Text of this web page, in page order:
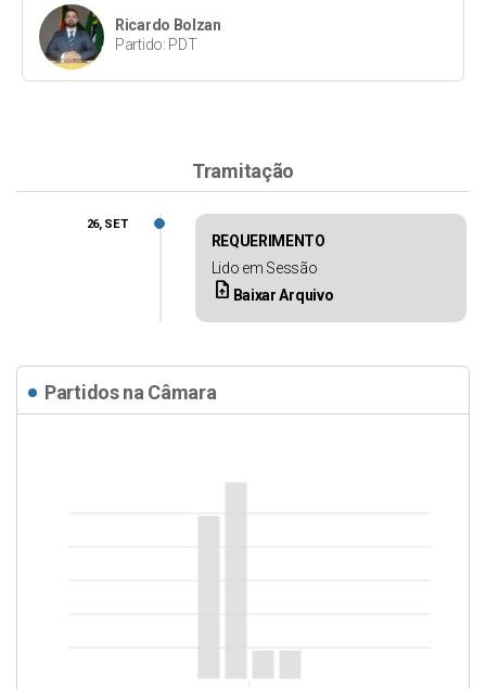
Ricardo Bolzan
Partido: PDT
Tramitação
REQUERIMENTO
Lido em Sessão
upload_file Baixar Arquivo
26, SET
Partidos na Câmara